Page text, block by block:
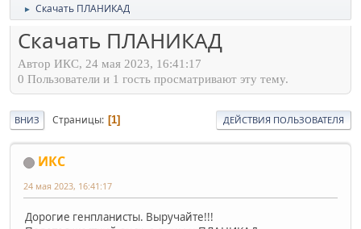
► Скачать ПЛАНИКАД
Скачать ПЛАНИКАД
Автор ИКС, 24 мая 2023, 16:41:17
0 Пользователи и 1 гость просматривают эту тему.
ВНИЗ Страницы 1 ДЕЙСТВИЯ ПОЛЬЗОВАТЕЛЯ
ИКС
24 мая 2023, 16:41:17
Дорогие генпланисты. Выручайте!!!